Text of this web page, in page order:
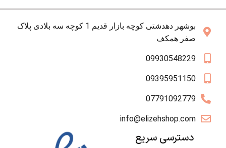
بوشهر دهدشتی کوچه بازار قدیم 1 کوچه سه بلادی پلاک
صفر همکف
09930548229
09395951150
07791092779
info@elizehshop.com
دسترسی سریع